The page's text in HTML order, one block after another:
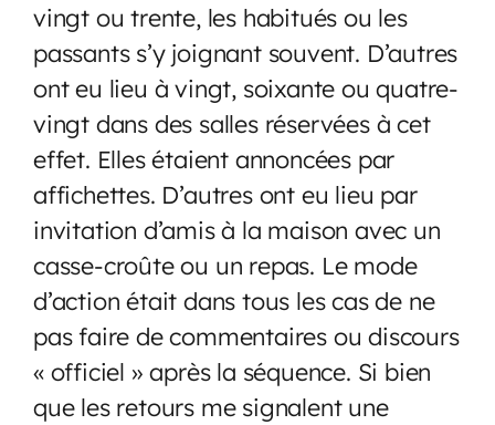
vingt ou trente, les habitués ou les
passants s’y joignant souvent. D’autres
ont eu lieu à vingt, soixante ou quatre-
vingt dans des salles réservées à cet
effet. Elles étaient annoncées par
affichettes. D’autres ont eu lieu par
invitation d’amis à la maison avec un
casse-croûte ou un repas. Le mode
d’action était dans tous les cas de ne
pas faire de commentaires ou discours
« officiel » après la séquence. Si bien
que les retours me signalent une